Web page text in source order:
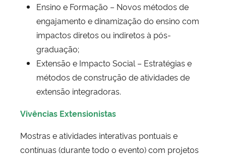
Ensino e Formação – Novos métodos de
engajamento e dinamização do ensino com
impactos diretos ou indiretos à pós-
graduação;
Extensão e Impacto Social – Estratégias e
métodos de construção de atividades de
extensão integradoras.
Vivências Extensionistas
Mostras e atividades interativas pontuais e
contínuas (durante todo o evento) com projetos